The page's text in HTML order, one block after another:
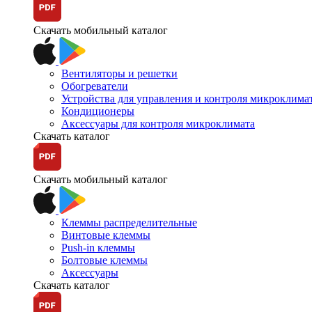
Скачать мобильный каталог
Вентиляторы и решетки
Обогреватели
Устройства для управления и контроля
Кондиционеры
Аксессуары для контроля микроклимата
Скачать каталог
Скачать мобильный каталог
Клеммы распределительные
Винтовые клеммы
Push-in клеммы
Болтовые клеммы
Аксессуары
Скачать каталог